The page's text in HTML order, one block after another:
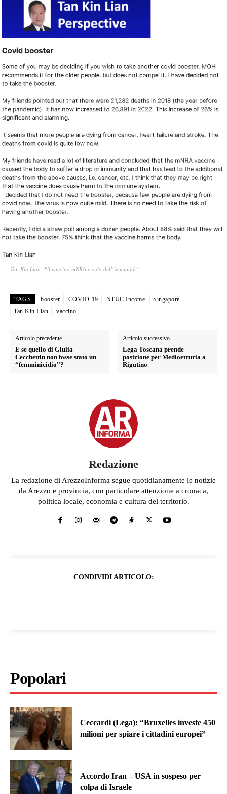
Tan Kin Lian: “il vaccino mNRA e calo dell’immunità”
TAGS booster COVID-19 NTUC Income
Singapore
Tan Kin Lian
vaccino
Articolo precedente
E se quello di Giulia
Cecchettin non fosse stato un
“femminicidio”?
Articolo successivo
Lega Toscana prende
posizione per Medioetruria a
Rigutino
Redazione
La redazione di ArezzoInforma segue quotidianamente le notizie
da Arezzo e provincia, con particolare attenzione a cronaca,
politica locale, economia e cultura del territorio.
CONDIVIDI ARTICOLO:
Popolari
Ceccardi (Lega): “Bruxelles investe 450
milioni per spiare i cittadini europei”
Accordo Iran – USA in sospeso per
colpa di Israele